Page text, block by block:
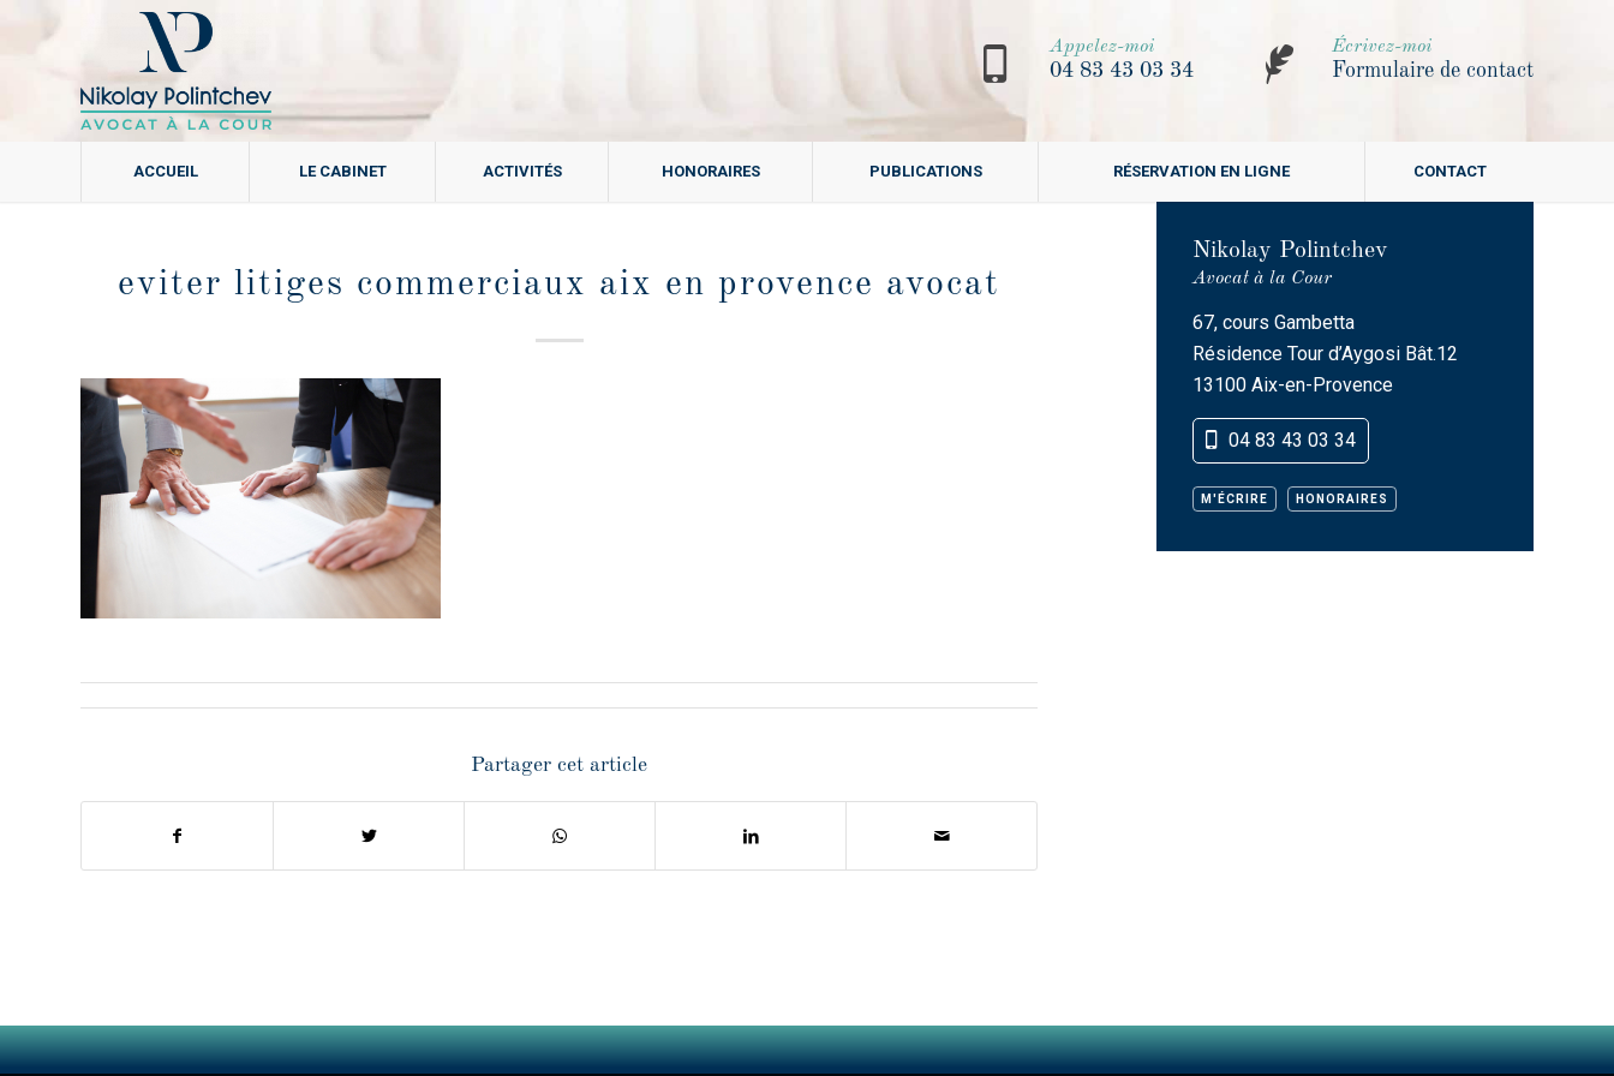
Appelez-moi
04 83 43 03 34
Écrivez-moi
Formulaire de contact
ACCUEIL LE CABINET ACTIVITÉS HONORAIRES PUBLICATIONS RÉSERVATION EN LIGNE CONTACT
eviter litiges commerciaux aix en provence avocat
Partager cet article
Nikolay Polintchev
Avocat à la Cour
67, cours Gambetta
Résidence Tour d’Aygosi Bât.12
13100 Aix-en-Provence
04 83 43 03 34
M'ÉCRIRE HONORAIRES